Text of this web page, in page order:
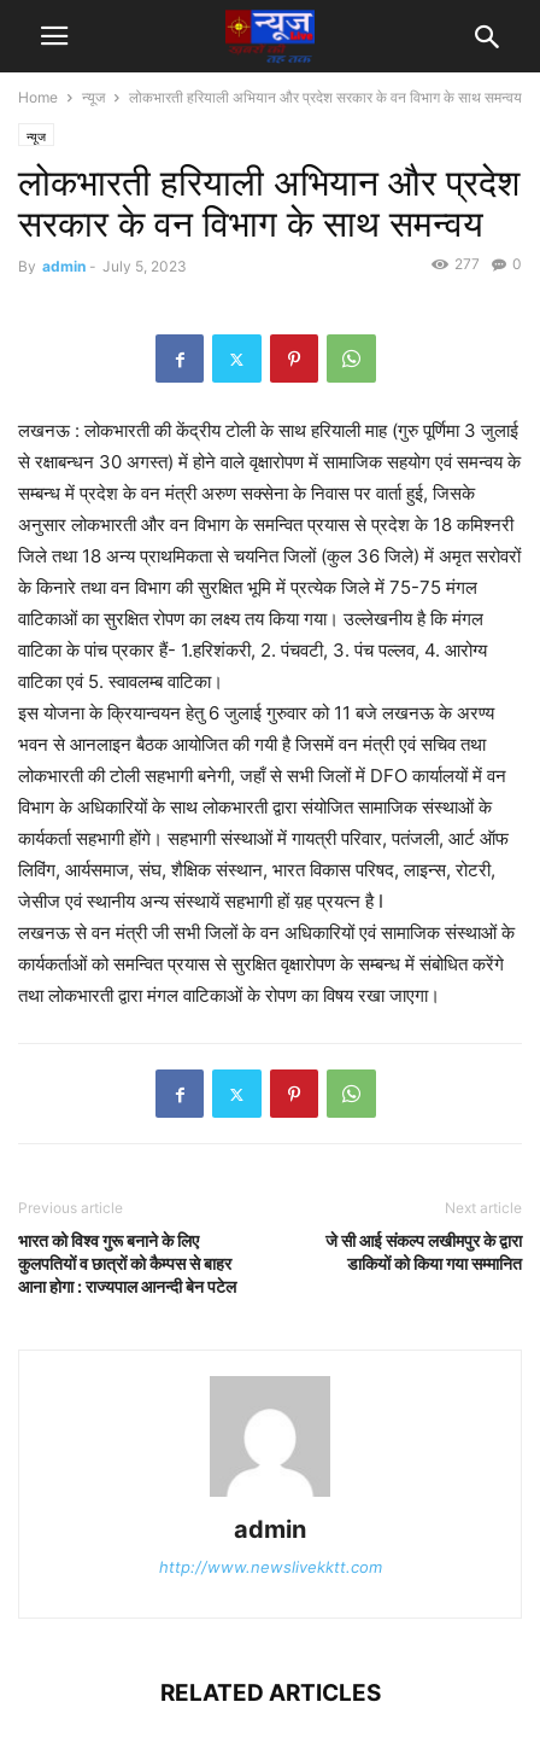
Home न्यूज लोकभारती हरियाली अभियान और प्रदेश सरकार के वन विभाग के साथ समन्वय
न्यूज
लोकभारती हरियाली अभियान और प्रदेश
सरकार के वन विभाग के साथ समन्वय
By admin - July 5, 2023 0
277
लखनऊ : लोकभारती की केंद्रीय टोली के साथ हरियाली माह (गुरु पूर्णिमा 3 जुलाई
से रक्षाबन्धन 30 अगस्त) में होने वाले वृक्षारोपण में सामाजिक सहयोग एवं समन्वय के
सम्बन्ध में प्रदेश के वन मंत्री अरुण सक्सेना के निवास पर वार्ता हुई, जिसके
अनुसार लोकभारती और वन विभाग के समन्वित प्रयास से प्रदेश के 18 कमिश्नरी
जिले तथा 18 अन्य प्राथमिकता से चयनित जिलों (कुल 36 जिले) में अमृत सरोवरों
के किनारे तथा वन विभाग की सुरक्षित भूमि में प्रत्येक जिले में 75-75 मंगल
वाटिकाओं का सुरक्षित रोपण का लक्ष्य तय किया गया। उल्लेखनीय है कि मंगल
वाटिका के पांच प्रकार हैं- 1.हरिशंकरी, 2. पंचवटी, 3. पंच पल्लव, 4. आरोग्य
वाटिका एवं 5. स्वावलम्ब वाटिका।
इस योजना के क्रियान्वयन हेतु 6 जुलाई गुरुवार को 11 बजे लखनऊ के अरण्य
भवन से आनलाइन बैठक आयोजित की गयी है जिसमें वन मंत्री एवं सचिव तथा
लोकभारती की टोली सहभागी बनेगी, जहाँ से सभी जिलों में DFO कार्यालयों में वन
विभाग के अधिकारियों के साथ लोकभारती द्वारा संयोजित सामाजिक संस्थाओं के
कार्यकर्ता सहभागी होंगे। सहभागी संस्थाओं में गायत्री परिवार, पतंजली, आर्ट ऑफ
लिविंग, आर्यसमाज, संघ, शैक्षिक संस्थान, भारत विकास परिषद, लाइन्स, रोटरी,
जेसीज एवं स्थानीय अन्य संस्थायें सहभागी हों य़ह प्रयत्न है I
लखनऊ से वन मंत्री जी सभी जिलों के वन अधिकारियों एवं सामाजिक संस्थाओं के
कार्यकर्ताओं को समन्वित प्रयास से सुरक्षित वृक्षारोपण के सम्बन्ध में संबोधित करेंगे
तथा लोकभारती द्वारा मंगल वाटिकाओं के रोपण का विषय रखा जाएगा।
Previous article
भारत को विश्व गुरू बनाने के लिए
कुलपतियों व छात्रों को कैम्पस से बाहर
आना होगा : राज्यपाल आनन्दी बेन पटेल
Next article
जे सी आई संकल्प लखीमपुर के द्वारा
डाकियों को किया गया सम्मानित
admin
http://www.newslivekktt.com
RELATED ARTICLES